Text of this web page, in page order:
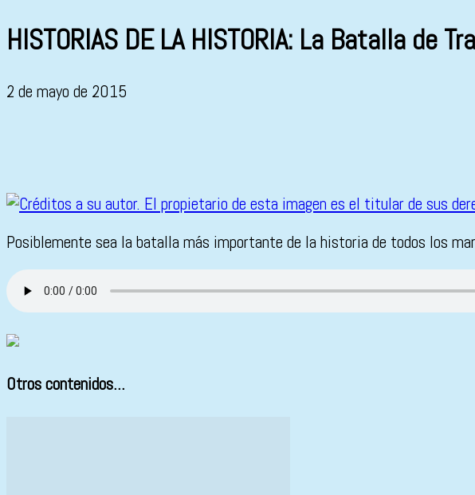
HISTORIAS DE LA HISTORIA: La Batalla de
2 de mayo de 2015
Posiblemente sea la batalla más importante de la historia de todos los
Otros contenidos...